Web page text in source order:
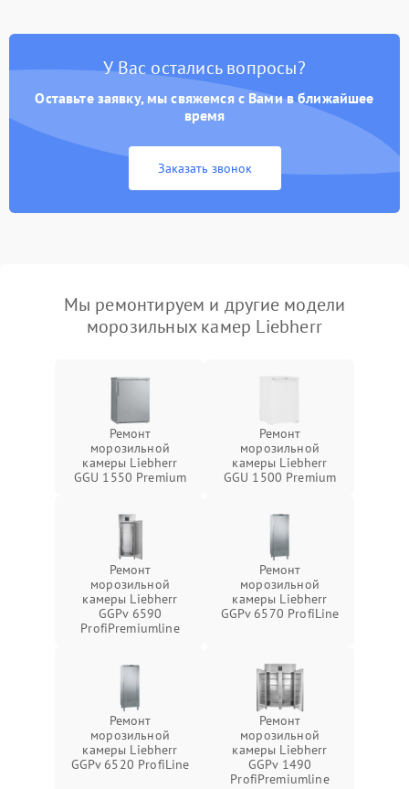
У Вас остались вопросы?
Оставьте заявку, мы свяжемся с Вами в ближайшее
время
Заказать звонок
Мы ремонтируем и другие модели
морозильных камер Liebherr
Ремонт
морозильной
камеры Liebherr
GGU 1550 Premium
Ремонт
морозильной
камеры Liebherr
GGU 1500 Premium
Ремонт
морозильной
камеры Liebherr
GGPv 6590
ProfiPremiumline
Ремонт
морозильной
камеры Liebherr
GGPv 6570 ProfiLine
Ремонт
морозильной
камеры Liebherr
GGPv 6520 ProfiLine
Ремонт
морозильной
камеры Liebherr
GGPv 1490
ProfiPremiumline